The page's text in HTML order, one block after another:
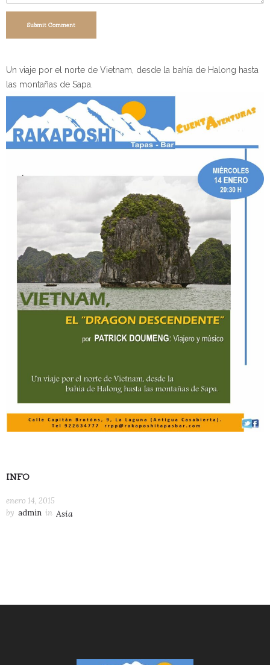
Submit Comment
Un viaje por el norte de Vietnam, desde la bahía de Halong hasta
las montañas de Sapa.
INFO
enero 14, 2015
by admin in Asia